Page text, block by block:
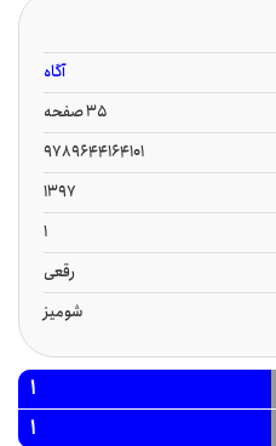
آگاه
35 صفحه
9789644164101
1397
1
رقعی
شومیز
1
1